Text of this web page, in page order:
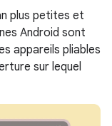
plus petites et
Android sont
appareils pliables
sur lequel